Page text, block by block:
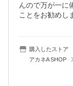
んので万が一に
ことをお勧め
購入したストア
アカネA SHOP